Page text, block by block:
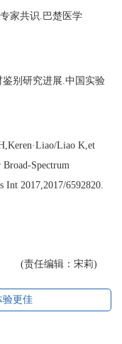
家共识.巴楚医学
别研究进展.中国实验
Liao K,et
Spectrum
Int 2017,2017/6592820.
(责任编辑：宋莉)
验更佳